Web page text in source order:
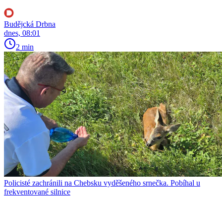
Budějcká Drbna
dnes, 08:01
2 min
Policisté zachránili na Chebsku vyděšeného srnečka. Pobíhal u
frekventované silnice